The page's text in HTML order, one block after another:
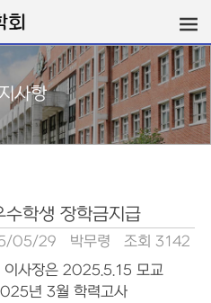
사항
학생 장학금지급
05/29 박무령
조회 3142
이사장은 2025.5.15 모교
년 3월 학력고사